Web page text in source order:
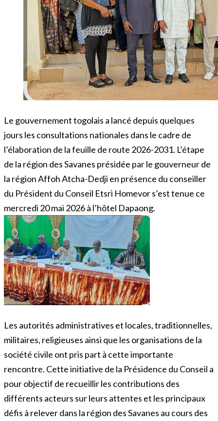
Le gouvernement togolais a lancé depuis quelques
jours les consultations nationales dans le cadre de
l’élaboration de la feuille de route 2026-2031. L’étape
de la région des Savanes présidée par le gouverneur de
la région Affoh Atcha-Dedji en présence du conseiller
du Président du Conseil Etsri Homevor s’est tenue ce
mercredi 20 mai 2026 à l’hôtel Dapaong.
Les autorités administratives et locales, traditionnelles,
militaires, religieuses ainsi que les organisations de la
société civile ont pris part à cette importante
rencontre. Cette initiative de la Présidence du Conseil a
pour objectif de recueillir les contributions des
différents acteurs sur leurs attentes et les principaux
défis à relever dans la région des Savanes au cours des